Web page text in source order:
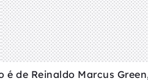
é de Reinaldo Marcus